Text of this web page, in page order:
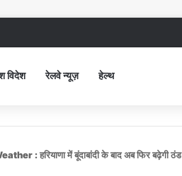
आप खुद बाथरूम में खड़े होकर दिखाओ
विदेश रेलवे न्यूज़ हेल्थ
: हरियाणा में बूंदाबांदी के बाद अब फिर बढ़ेगी ठंड